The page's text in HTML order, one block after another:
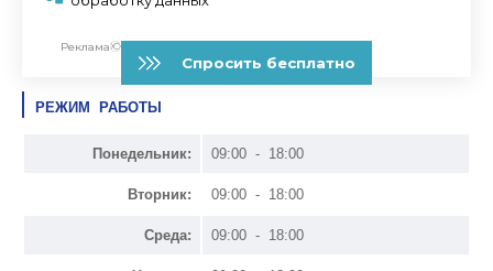
РЕЖИМ РАБОТЫ
Понедельник: 09:00 - 18:00
Вторник: 09:00 - 18:00
Среда: 09:00 - 18:00